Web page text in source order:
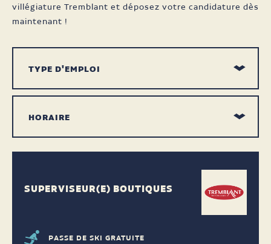
villégiature Tremblant et déposez votre candidature dès
maintenant !
SUPERVISEUR(E) BOUTIQUES
PASSE DE SKI GRATUITE